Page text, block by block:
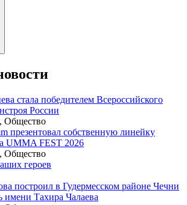
стала победителем Всероссийского
России
Общество
презентовал собственную линейку
UMMA FEST 2026
Общество
героев
построил в Гудермесском районе Чечни
имени Тахира Чалаева